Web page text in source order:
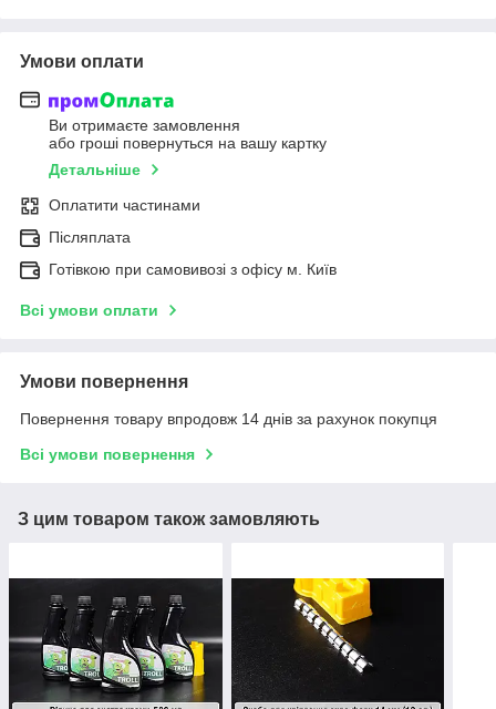
Умови оплати
Ви отримаєте замовлення
або гроші повернуться на вашу картку
Детальніше
Оплатити частинами
Післяплата
Готівкою при самовивозі з офісу м. Київ
Всі умови оплати
Умови повернення
Повернення товару впродовж 14 днів за рахунок покупця
Всі умови повернення
З цим товаром також замовляють